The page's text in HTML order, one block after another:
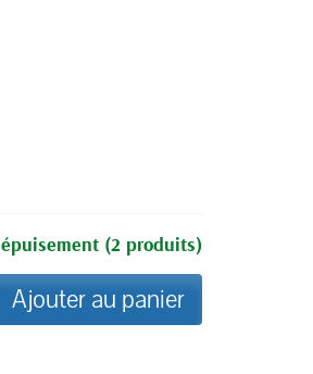
(2 produits)
Ajouter au panier